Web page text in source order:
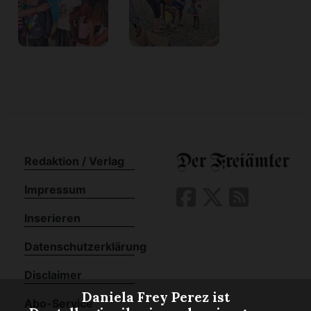
Daniela Frey Perez ist
Redaktion / Verlag
Impressum
Inserieren
Datenschutzerklärung
Disclaimer
Abo-Service